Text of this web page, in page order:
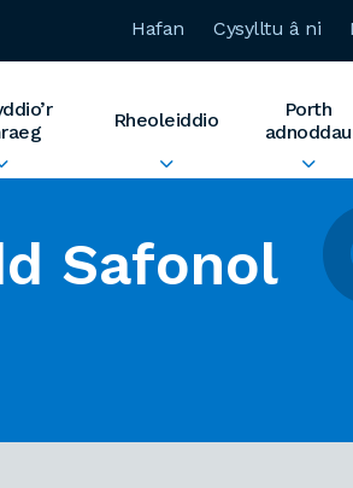
Hafan Cysylltu â ni
Rheoleiddio
Porth
adnoddau
Safonol